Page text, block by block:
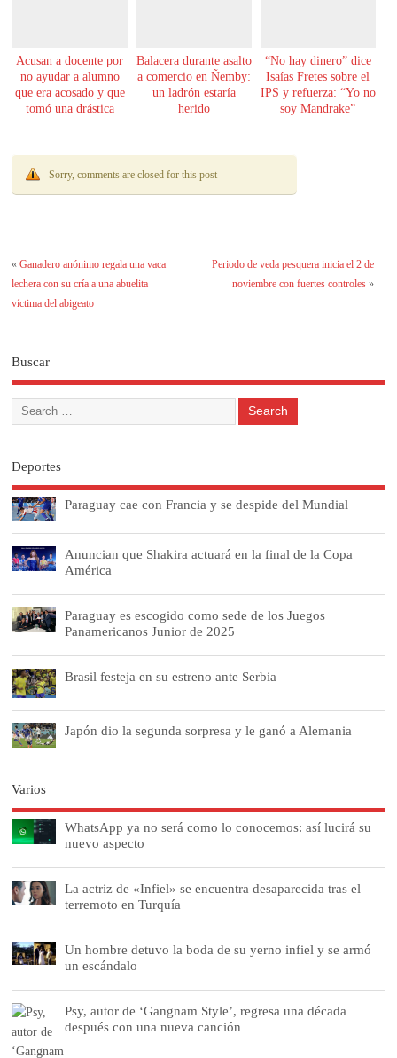
Acusan a docente por
no ayudar a alumno
que era acosado y que
tomó una drástica
Balacera durante asalto
a comercio en Ñemby:
un ladrón estaría
herido
“No hay dinero” dice
Isaías Fretes sobre el
IPS y refuerza: “Yo no
soy Mandrake”
Sorry, comments are closed for this post
«Ganadero anónimo regala una vaca
lechera con su cría a una abuelita
víctima del abigeato
Periodo de veda pesquera inicia el 2 de
noviembre con fuertes controles»
Buscar
Deportes
Paraguay cae con Francia y se despide del Mundial
Anuncian que Shakira actuará en la final de la Copa
América
Paraguay es escogido como sede de los Juegos
Panamericanos Junior de 2025
Brasil festeja en su estreno ante Serbia
Japón dio la segunda sorpresa y le ganó a Alemania
Varios
WhatsApp ya no será como lo conocemos: así lucirá su
nuevo aspecto
La actriz de «Infiel» se encuentra desaparecida tras el
terremoto en Turquía
Un hombre detuvo la boda de su yerno infiel y se armó
un escándalo
Psy, autor de ‘Gangnam Style’, regresa una década
después con una nueva canción